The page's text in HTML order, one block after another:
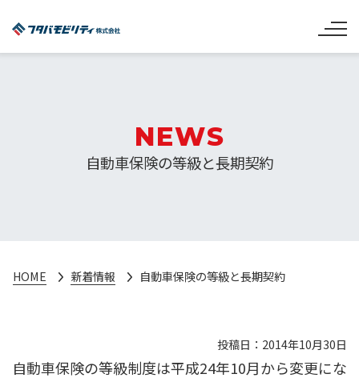
NEWS
自動車保険の等級と長期契約
HOME 新着情報 自動車保険の等級と長期契約
投稿日：2014年10月30日
自動車保険の等級制度は平成24年10月から変更にな